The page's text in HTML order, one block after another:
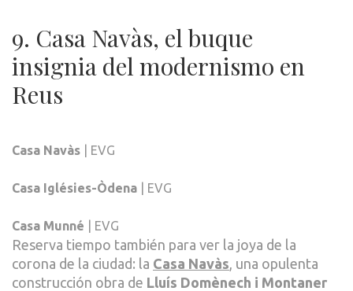
9. Casa Navàs, el buque
insignia del modernismo en
Reus
Casa Navàs | EVG
Casa Iglésies-Òdena | EVG
Casa Munné | EVG
Reserva tiempo también para ver la joya de la
corona de la ciudad: la Casa Navàs , una opulenta
construcción obra de Lluís Domènech i Montaner